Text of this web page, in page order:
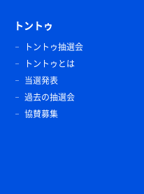
トントゥ
トントゥ抽選会
トントゥとは
当選発表
過去の抽選会
協賛募集